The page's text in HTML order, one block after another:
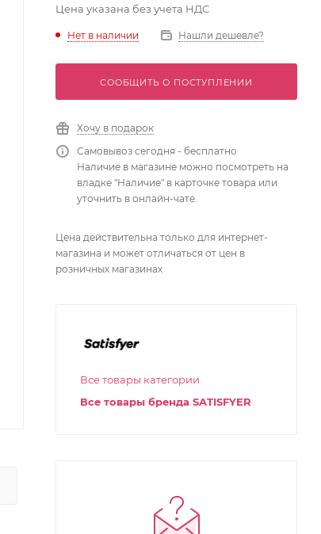
Цена указана без учета НДС
Нет в наличии Нашли дешевле?
СООБЩИТЬ О ПОСТУПЛЕНИИ
Хочу в подарок
Самовывоз сегодня - бесплатно
Наличие в магазине можно посмотреть на
владке "Наличие" в карточке товара или
уточнить в онлайн-чате.
Цена действительна только для интернет-
магазина и может отличаться от цен в
розничных магазинах
Все товары категории
Все товары бренда SATISFYER